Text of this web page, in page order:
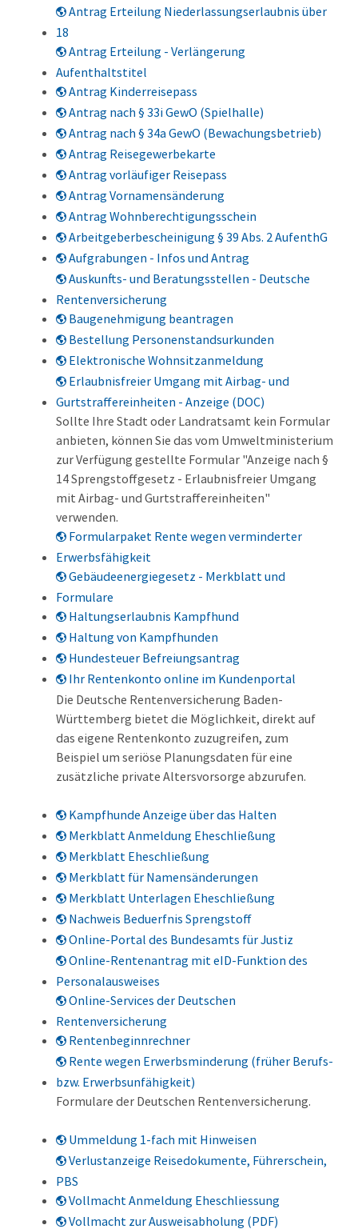
Antrag Erteilung Niederlassungserlaubnis über
18
Antrag Erteilung - Verlängerung
Aufenthaltstitel
Antrag Kinderreisepass
Antrag nach § 33i GewO (Spielhalle)
Antrag nach § 34a GewO (Bewachungsbetrieb)
Antrag Reisegewerbekarte
Antrag vorläufiger Reisepass
Antrag Vornamensänderung
Antrag Wohnberechtigungsschein
Arbeitgeberbescheinigung § 39 Abs. 2 AufenthG
Aufgrabungen - Infos und Antrag
Auskunfts- und Beratungsstellen - Deutsche
Rentenversicherung
Baugenehmigung beantragen
Bestellung Personenstandsurkunden
Elektronische Wohnsitzanmeldung
Erlaubnisfreier Umgang mit Airbag- und
Gurtstraffereinheiten - Anzeige (DOC)
Sollte Ihre Stadt oder Landratsamt kein Formular
anbieten, können Sie das vom Umweltministerium
zur Verfügung gestellte Formular "Anzeige nach §
14 Sprengstoffgesetz - Erlaubnisfreier Umgang
mit Airbag- und Gurtstraffereinheiten"
verwenden.
Formularpaket Rente wegen verminderter
Erwerbsfähigkeit
Gebäudeenergiegesetz - Merkblatt und
Formulare
Haltungserlaubnis Kampfhund
Haltung von Kampfhunden
Hundesteuer Befreiungsantrag
Ihr Rentenkonto online im Kundenportal
Die Deutsche Rentenversicherung Baden-
Württemberg bietet die Möglichkeit, direkt auf
das eigene Rentenkonto zuzugreifen, zum
Beispiel um seriöse Planungsdaten für eine
zusätzliche private Altersvorsorge abzurufen.
Kampfhunde Anzeige über das Halten
Merkblatt Anmeldung Eheschließung
Merkblatt Eheschließung
Merkblatt für Namensänderungen
Merkblatt Unterlagen Eheschließung
Nachweis Beduerfnis Sprengstoff
Online-Portal des Bundesamts für Justiz
Online-Rentenantrag mit eID-Funktion des
Personalausweises
Online-Services der Deutschen
Rentenversicherung
Rentenbeginnrechner
Rente wegen Erwerbsminderung (früher Berufs-
bzw. Erwerbsunfähigkeit)
Formulare der Deutschen Rentenversicherung.
Ummeldung 1-fach mit Hinweisen
Verlustanzeige Reisedokumente, Führerschein,
PBS
Vollmacht Anmeldung Eheschliessung
Vollmacht zur Ausweisabholung (PDF)